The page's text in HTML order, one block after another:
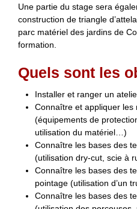
Une partie du stage sera
construction de triangle
parc matériel des jardins de
formation.
Quels sont les
Installer et ranger un
Connaître et appliquer les
(équipements de
utilisation du matériel…)
Connaître les bases des
(utilisation dry-cut, scie à
Connaître les bases des
pointage (utilisation d’un
Connaître les bases des